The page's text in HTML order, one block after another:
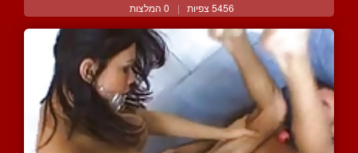
5456 צפיות | 0 המלצות